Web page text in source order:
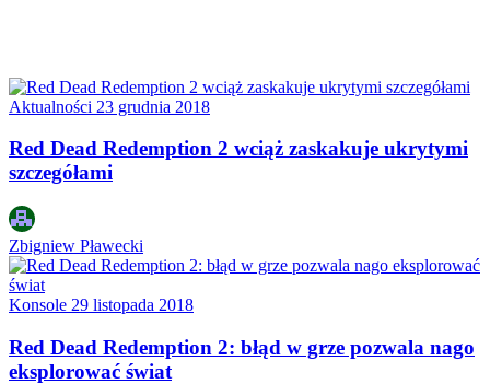
Aktualności 23 grudnia 2018
Red Dead Redemption 2 wciąż zaskakuje ukrytymi
szczegółami
Zbigniew Pławecki
Konsole 29 listopada 2018
Red Dead Redemption 2: błąd w grze pozwala nago
eksplorować świat